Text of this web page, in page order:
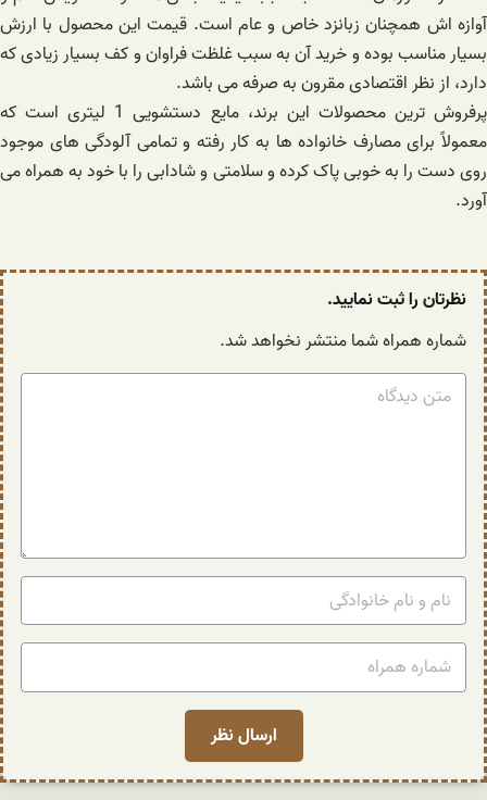
آوازه اش همچنان زبانزد خاص و عام است. قیمت این محصول با ارزش
بسیار مناسب بوده و خرید آن به سبب غلظت فراوان و کف بسیار زیادی که
دارد، از نظر اقتصادی مقرون به صرفه می باشد.
پرفروش ترین محصولات این برند، مایع دستشویی 1 لیتری است که
معمولاً برای مصارف خانواده ها به کار رفته و تمامی آلودگی های موجود
روی دست را به خوبی پاک کرده و سلامتی و شادابی را با خود به همراه می
آورد.
نظرتان را ثبت نمایید.
شماره همراه شما منتشر نخواهد شد.